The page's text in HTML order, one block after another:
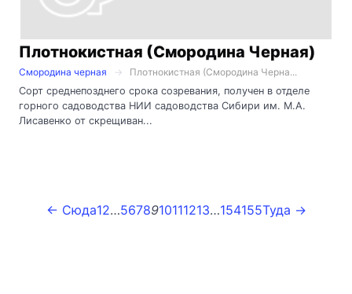
Плотнокистная (Смородина Черная)
Смородина черная
Плотнокистная (Смородина Черна...
Сорт среднепозднего срока созревания, получен в отделе
горного садоводства НИИ садоводства Сибири им. М.А.
Лисавенко от скрещиван...
← Сюда12…5678910111213…154155Туда →